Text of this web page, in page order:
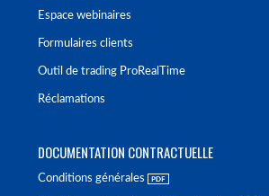
Espace webinaires
Formulaires clients
Outil de trading ProRealTime
Réclamations
DOCUMENTATION CONTRACTUELLE
Conditions générales